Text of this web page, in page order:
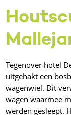
Tegenover hotel
uitgehakt een
wagenwiel. Dit
wagen waarmee
werden gesleept.